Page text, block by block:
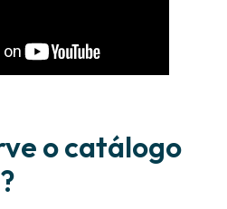
o catálogo